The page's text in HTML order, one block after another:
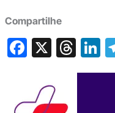
Compartilhe
F
e
X T
hr
Li
n